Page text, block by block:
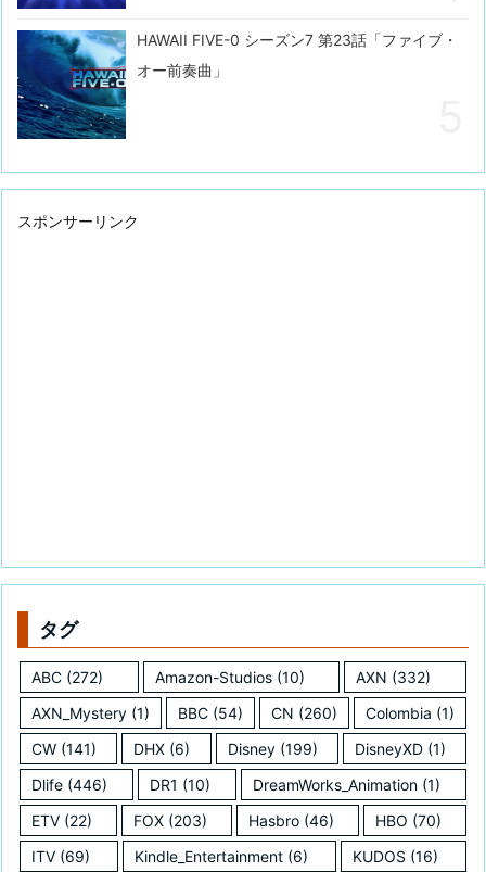
HAWAII FIVE-0 シーズン7 第23話「ファイブ・
オー前奏曲」
スポンサーリンク
タグ
ABC (272) Amazon-Studios(10) AXN (332)
AXN_Mystery (1) BBC (54) CN (260) Colombia (1)
CW (141) DHX (6) Disney(199) DisneyXD(1)
Dlife (446) DR1 (10) DreamWorks_Animation (1)
ETV (22) FOX (203) Hasbro (46) HBO (70)
ITV (69) Kindle_Entertainment (6) KUDOS (16)